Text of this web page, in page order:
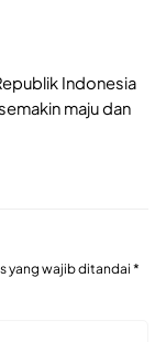
Indonesia
maju dan
yang wajib ditandai *